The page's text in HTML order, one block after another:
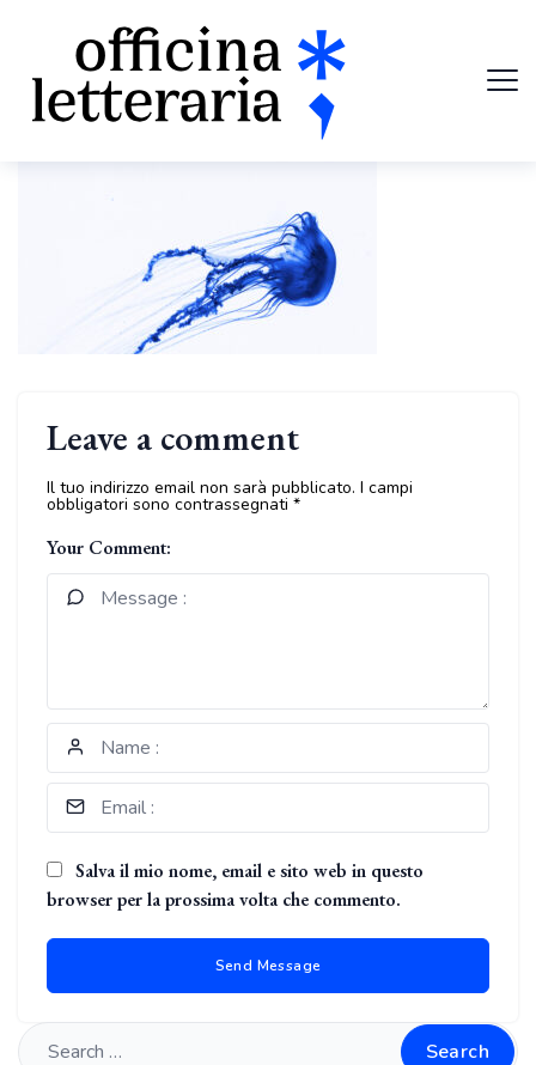
Leave a comment
Il tuo indirizzo email non sarà pubblicato. I campi
obbligatori sono contrassegnati *
Your Comment:
Salva il mio nome, email e sito web in questo
browser per la prossima volta che commento.
Search